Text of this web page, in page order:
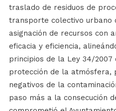
traslado de residuos de
transporte colectivo urbano
asignación de recursos con
eficacia y eficiencia,
principios de la Ley 34/2007
protección de la atmósfera,
negativos de la
paso más a la consecución